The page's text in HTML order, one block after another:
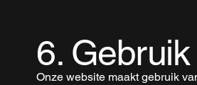
6.
Onze website maakt gebruik